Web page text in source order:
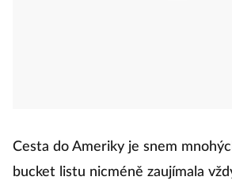
Cesta do Ameriky je snem
bucket listu nicméně zaujímala